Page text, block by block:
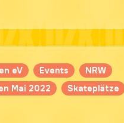
eV Events
NRW
Mai 2022
Skateplätze